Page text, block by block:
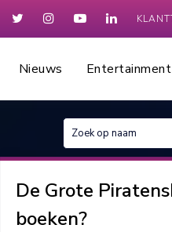
Nieuws Entertainment
De Grote
boeken?